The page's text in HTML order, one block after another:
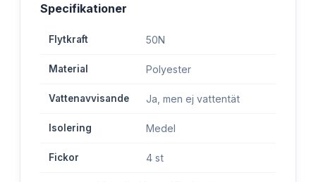
Specifikationer
Flytkraft 50N
Material Polyester
Vattenavvisande Ja, men ej vattentät
Isolering Medel
Fickor 4 st